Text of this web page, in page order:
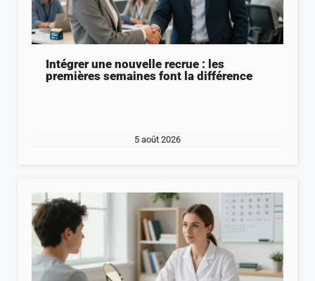
Intégrer une nouvelle recrue : les
premières semaines font la différence
5 août 2026